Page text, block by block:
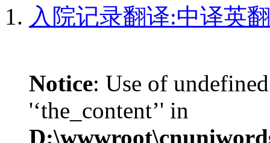
入院记录翻译:中译英
Notice: Use of
'‘the_content’' in